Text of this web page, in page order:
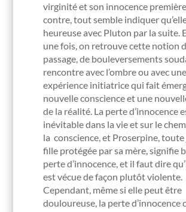
virginité et son innocence
contre, tout semble indiquer
heureuse avec Pluton par la suite.
une fois, on retrouve cette notion
passage, de bouleversements
rencontre avec l’ombre ou avec une
expérience initiatrice qui fait
nouvelle conscience et une
de la réalité. La perte d’innocence
inévitable dans la vie et sur le
la conscience, et Proserpine,
fille protégée par sa mère, signifie
perte d’innocence, et il faut dire
est vécue de façon plutôt violente.
Cependant, même si elle peut être
douloureuse, la perte d’innocence